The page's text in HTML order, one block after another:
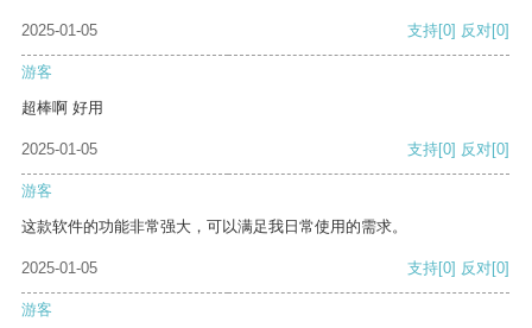
2025-01-05 支持[0] 反对[0]
游客
超棒啊 好用
2025-01-05 支持[0] 反对[0]
游客
这款软件的功能非常强大，可以满足我日常使用的需求。
2025-01-05 支持[0] 反对[0]
游客